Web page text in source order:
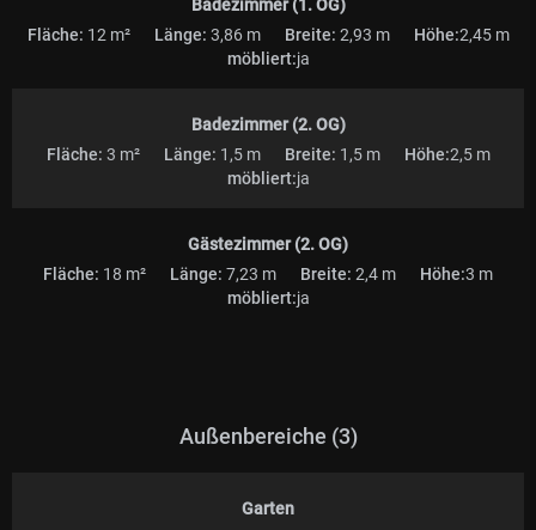
Badezimmer (1. OG)
Fläche: 12 m² Länge: 3,86 m Breite: 2,93 m Höhe:2,45 m
möbliert:ja
Badezimmer (2. OG)
Fläche: 3 m² Länge: 1,5 m Breite: 1,5 m Höhe:2,5 m
möbliert:ja
Gästezimmer (2. OG)
Fläche: 18 m² Länge: 7,23 m Breite: 2,4 m Höhe:3 m
möbliert:ja
Außenbereiche (3)
Garten